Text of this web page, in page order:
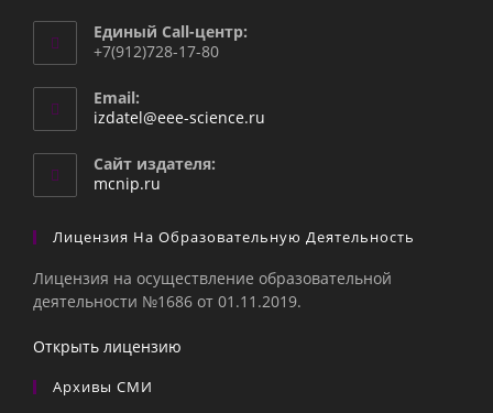
Единый Call-центр:
+7(912)728-17-80
Email:
izdatel@eee-science.ru
Сайт издателя:
mcnip.ru
Лицензия На Образовательную Деятельность
Лицензия на осуществление образовательной
деятельности №1686 от 01.11.2019.
Открыть лицензию
Архивы СМИ